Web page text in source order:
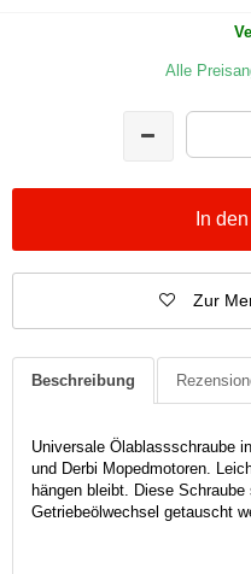
Alle
In
Zur
Beschreibung
Universale Ölablassschraube
und Derbi Mopedmotoren.
hängen bleibt. Diese
Getriebeölwechsel getauscht